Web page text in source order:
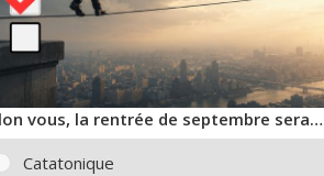
vous, la rentrée de septembre sera…
Catatonique